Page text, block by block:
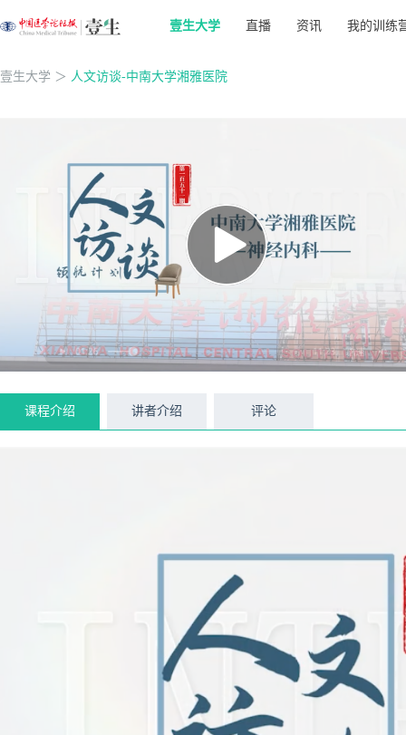
壹生大学 直播 资讯 我的训练
壹生大学 ＞ 人文访谈-中南大学湘雅医院
课程介绍 讲者介绍 评论